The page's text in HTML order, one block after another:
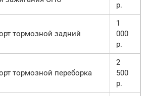
р.
тормозной задний
1
000
р.
тормозной переборка
2
500
р.